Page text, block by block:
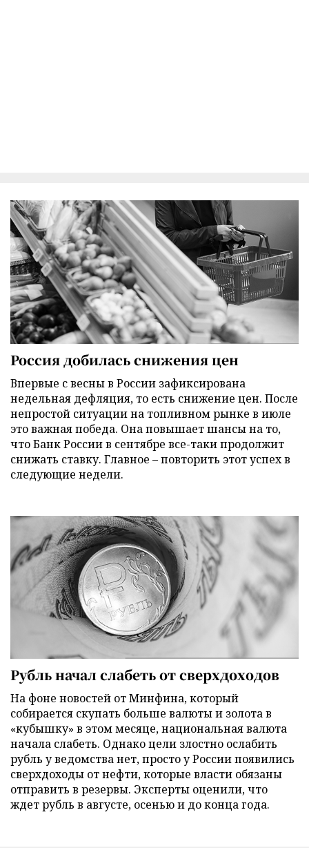
Россия добилась снижения цен
Впервые с весны в России зафиксирована
недельная дефляция, то есть снижение цен. После
непростой ситуации на топливном рынке в июле
это важная победа. Она повышает шансы на то,
что Банк России в сентябре все-таки продолжит
снижать ставку. Главное – повторить этот успех в
следующие недели.
Рубль начал слабеть от сверхдоходов
На фоне новостей от Минфина, который
собирается скупать больше валюты и золота в
«кубышку» в этом месяце, национальная валюта
начала слабеть. Однако цели злостно ослабить
рубль у ведомства нет, просто у России появились
сверхдоходы от нефти, которые власти обязаны
отправить в резервы. Эксперты оценили, что
ждет рубль в августе, осенью и до конца года.